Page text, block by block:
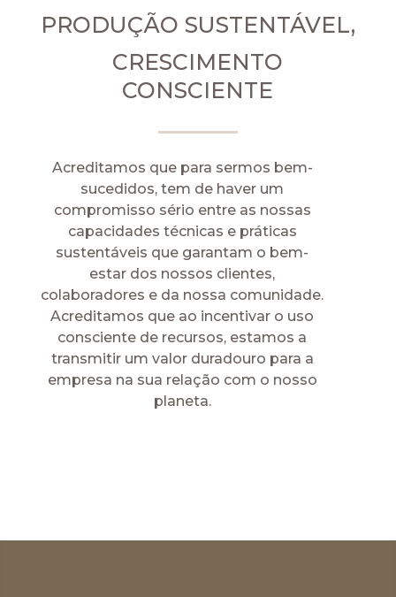
PRODUÇÃO SUSTENTÁVEL,
CRESCIMENTO
CONSCIENTE
Acreditamos que para sermos bem-
sucedidos, tem de haver um
compromisso sério entre as nossas
capacidades técnicas e práticas
sustentáveis que garantam o bem-
estar dos nossos clientes,
colaboradores e da nossa comunidade.
Acreditamos que ao incentivar o uso
consciente de recursos, estamos a
transmitir um valor duradouro para a
empresa na sua relação com o nosso
planeta.